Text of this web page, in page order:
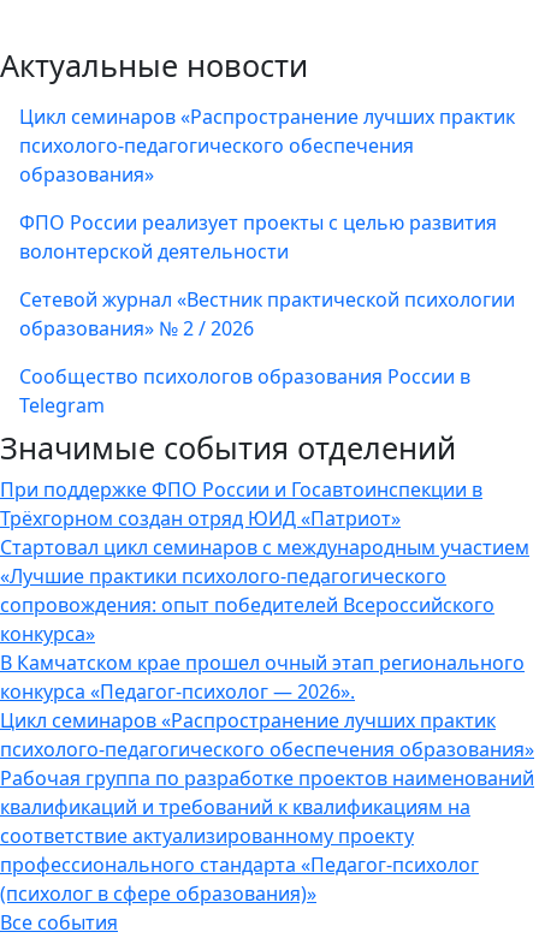
Актуальные новости
Цикл семинаров «Распространение лучших практик
психолого-педагогического обеспечения
образования»
ФПО России реализует проекты с целью развития
волонтерской деятельности
Сетевой журнал «Вестник практической психологии
образования» № 2 / 2026
Сообщество психологов образования России в
Telegram
Значимые события отделений
При поддержке ФПО России и Госавтоинспекции в
Трёхгорном создан отряд ЮИД «Патриот»
Стартовал цикл семинаров с международным участием
«Лучшие практики психолого-педагогического
сопровождения: опыт победителей Всероссийского
конкурса»
В Камчатском крае прошел очный этап регионального
конкурса «Педагог-психолог — 2026».
Цикл семинаров «Распространение лучших практик
психолого-педагогического обеспечения образования»
Рабочая группа по разработке проектов наименований
квалификаций и требований к квалификациям на
соответствие актуализированному проекту
профессионального стандарта «Педагог-психолог
(психолог в сфере образования)»
Все события